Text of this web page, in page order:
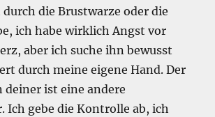
die Brustwarze oder die
ich habe wirklich Angst vor
aber ich suche ihn bewusst
durch meine eigene Hand. Der
ist eine andere
Ich gebe die Kontrolle ab, ich